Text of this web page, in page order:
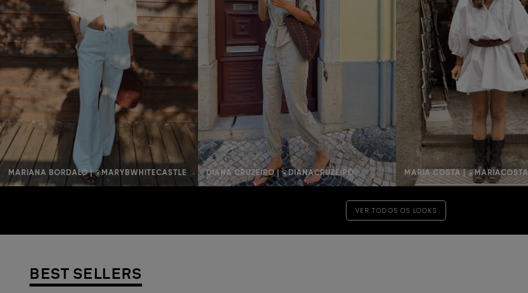
MARIANA BORDALO | @MARYBWHITECASTLE DIANA CRUZEIRO | @DIANACRUZEIRO MARIA COSTA |
VER TODOS OS LOOKS
BEST SELLERS